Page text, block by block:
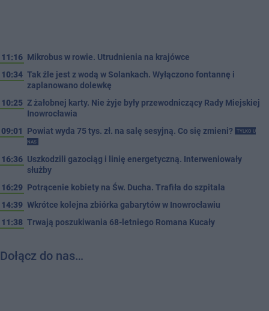
11:16 Mikrobus w rowie. Utrudnienia na krajówce
10:34 Tak źle jest z wodą w Solankach. Wyłączono fontannę i
zaplanowano dolewkę
10:25 Z żałobnej karty. Nie żyje były przewodniczący Rady Miejskiej
Inowrocławia
09:01
Powiat wyda 75 tys. zł. na salę sesyjną. Co się zmieni?
TYLKO U
NAS
16:36 Uszkodzili gazociąg i linię energetyczną. Interweniowały
służby
16:29 Potrącenie kobiety na Św. Ducha. Trafiła do szpitala
14:39 Wkrótce kolejna zbiórka gabarytów w Inowrocławiu
11:38 Trwają poszukiwania 68-letniego Romana Kucały
Dołącz do nas…